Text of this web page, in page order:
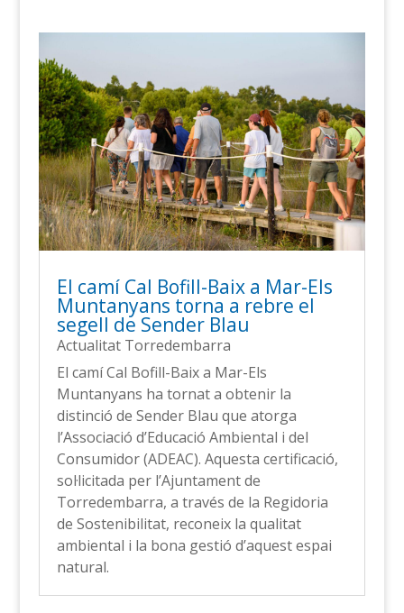
El camí Cal Bofill-Baix a Mar-Els
Muntanyans torna a rebre el
segell de Sender Blau
Actualitat Torredembarra
El camí Cal Bofill-Baix a Mar-Els
Muntanyans ha tornat a obtenir la
distinció de Sender Blau que atorga
l’Associació d’Educació Ambiental i del
Consumidor (ADEAC). Aquesta certificació,
sol·licitada per l’Ajuntament de
Torredembarra, a través de la Regidoria
de Sostenibilitat, reconeix la qualitat
ambiental i la bona gestió d’aquest espai
natural.